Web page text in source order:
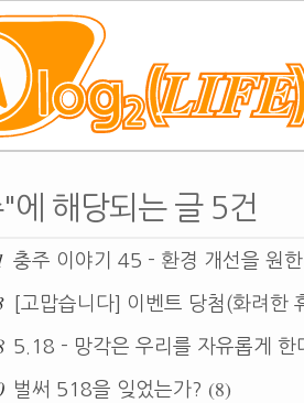
에 해당되는 글 5건
충주 이야기 45 - 환경 개선을 원
[고맙습니다] 이벤트 당첨(화려한
5.18 - 망각은 우리를 자유롭게
벌써 518을 잊었는가? (8)